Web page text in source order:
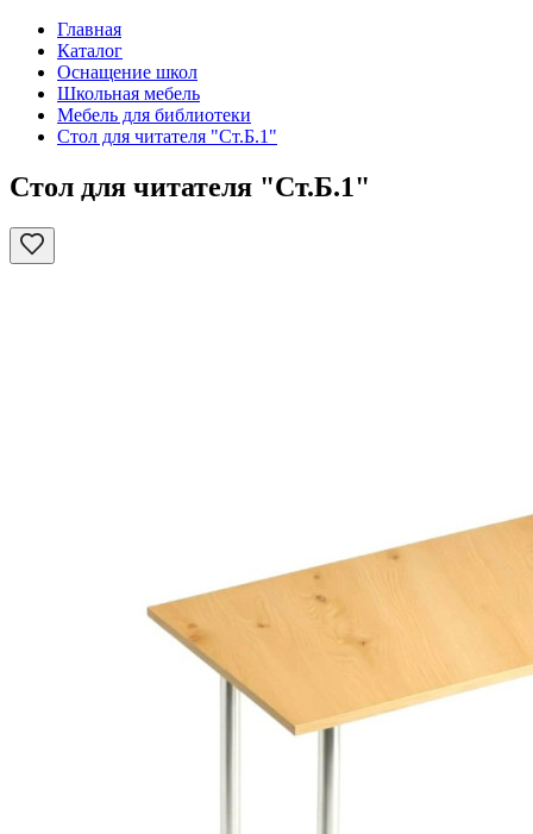
Главная
Каталог
Оснащение школ
Школьная мебель
Мебель для библиотеки
Стол для читателя "Ст.Б.1"
Стол для читателя "Ст.Б.1"